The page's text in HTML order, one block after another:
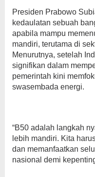
Presiden Prabowo
kedaulatan sebuah
apabila mampu
mandiri, terutama di
Menurutnya, setelah
signifikan dalam
pemerintah kini
swasembada energi.
“B50 adalah langkah
lebih mandiri. Kita
dan memanfaatkan
nasional demi